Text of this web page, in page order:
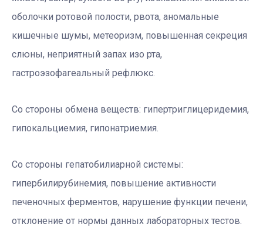
оболочки ротовой полости, рвота, аномальные
кишечные шумы, метеоризм, повышенная секреция
слюны, неприятный запах изо рта,
гастроэзофагеальный рефлюкс.
Со стороны обмена веществ: гипертриглицеридемия,
гипокальциемия, гипонатриемия.
Со стороны гепатобилиарной системы:
гипербилирубинемия, повышение активности
печеночных ферментов, нарушение функции печени,
отклонение от нормы данных лабораторных тестов.